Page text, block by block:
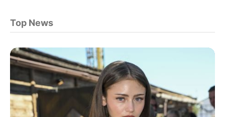
Top News